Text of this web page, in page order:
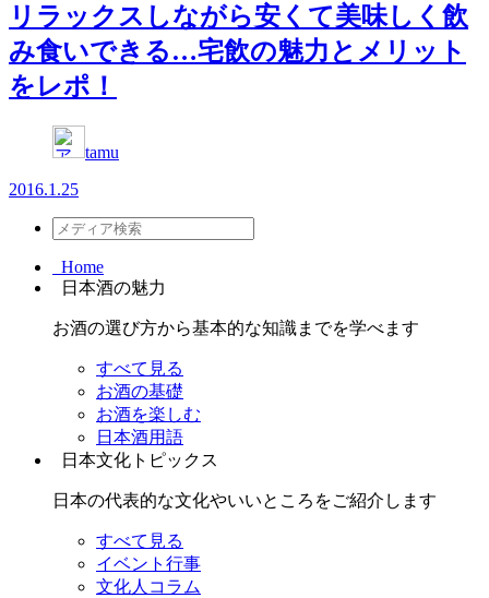
リラックスしながら安くて美味しく飲
み食いできる…宅飲の魅力とメリット
をレポ！
tamu
2016.1.25
Home
日本酒の魅力
お酒の選び方から基本的な知識までを学べます
すべて見る
お酒の基礎
お酒を楽しむ
日本酒用語
日本文化トピックス
日本の代表的な文化やいいところをご紹介します
すべて見る
イベント行事
文化人コラム